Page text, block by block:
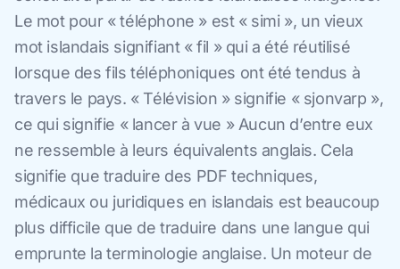
Le mot pour « téléphone » est « simi », un vieux
mot islandais signifiant « fil » qui a été réutilisé
lorsque des fils téléphoniques ont été tendus à
travers le pays. « Télévision » signifie « sjonvarp »,
ce qui signifie « lancer à vue » Aucun d’entre eux
ne ressemble à leurs équivalents anglais. Cela
signifie que traduire des PDF techniques,
médicaux ou juridiques en islandais est beaucoup
plus difficile que de traduire dans une langue qui
emprunte la terminologie anglaise. Un moteur de